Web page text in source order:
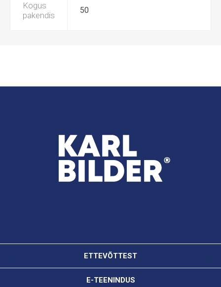
Kogus
pakendis
50
ETTEVÕTTEST
E-TEENINDUS